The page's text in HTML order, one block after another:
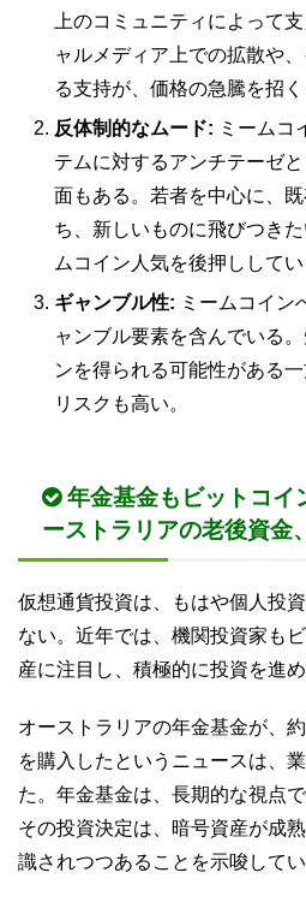
上のコミュニティによって
ャルメディア上での拡散や
る支持が、価格の急騰を招く
反体制的なムード: ミームコ
テムに対するアンチテーゼ
面もある。若者を中心に、
ち、新しいものに飛びつき
ムコイン人気を後押ししてい
ギャンブル性: ミームコイン
ャンブル要素を含んでいる
ンを得られる可能性がある
リスクも高い。
年金基金もビットコイ
ーストラリアの老後資金
仮想通貨投資は、もはや個人投
ない。近年では、機関投資家も
産に注目し、積極的に投資を進め
オーストラリアの年金基金が、
を購入したというニュースは、
た。年金基金は、長期的な視点
その投資決定は、暗号資産が成
識されつつあることを示唆してい